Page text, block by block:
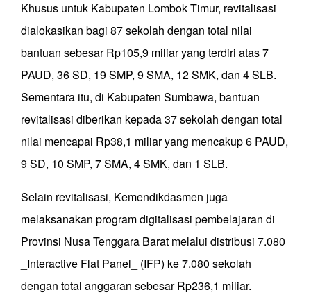
Khusus untuk Kabupaten Lombok Timur, revitalisasi
dialokasikan bagi 87 sekolah dengan total nilai
bantuan sebesar Rp105,9 miliar yang terdiri atas 7
PAUD, 36 SD, 19 SMP, 9 SMA, 12 SMK, dan 4 SLB.
Sementara itu, di Kabupaten Sumbawa, bantuan
revitalisasi diberikan kepada 37 sekolah dengan total
nilai mencapai Rp38,1 miliar yang mencakup 6 PAUD,
9 SD, 10 SMP, 7 SMA, 4 SMK, dan 1 SLB.
Selain revitalisasi, Kemendikdasmen juga
melaksanakan program digitalisasi pembelajaran di
Provinsi Nusa Tenggara Barat melalui distribusi 7.080
_Interactive Flat Panel_ (IFP) ke 7.080 sekolah
dengan total anggaran sebesar Rp236,1 miliar.